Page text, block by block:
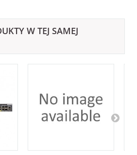
W TEJ SAMEJ